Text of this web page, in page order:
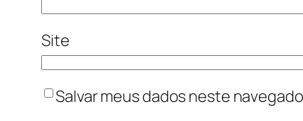
Site
Salvar meus dados neste